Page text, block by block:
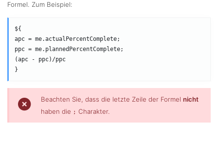
Formel. Zum Beispiel:
${
apc = me.actualPercentComplete;
ppc = me.plannedPercentComplete;
(apc - ppc)/ppc
Beachten Sie, dass die letzte Zeile der Formel nicht
haben die ; Charakter.